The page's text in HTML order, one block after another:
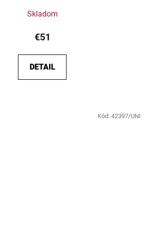
Skladom
€51
DETAIL
Kód: 42397/UNI